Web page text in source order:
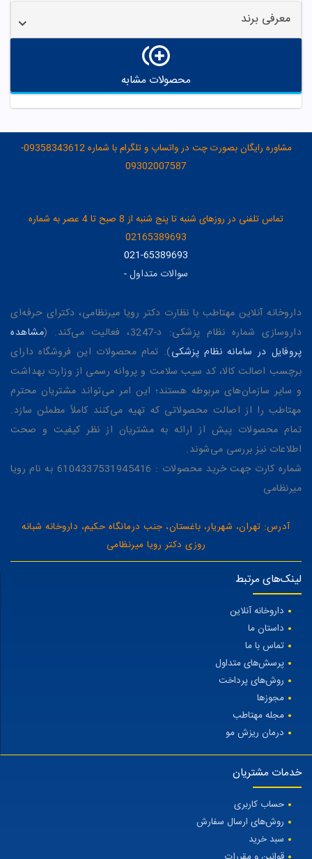
معرفی برند
محصولات مشابه
مشاوره رایگان بصورت چت در واتساپ و تلگرام با شماره 09358343612-
09302007587
تماس تلفنی در روزهای شنبه تا پنج شنبه از 8 صبح تا 4 عصر به شماره
02165389693
021-65389693
سوالات متداول-
داروخانه آنلاین مهتاطب با نظارت دکتر رویا میرنظامی، دکترای حرفه‌ای
داروسازی شماره نظام پزشکی: د-3247، فعالیت می‌کند. (
مشاهده
پروفایل در سامانه نظام پزشکی). تمام محصولات این فروشگاه دارای
برچسب اصالت کالا، کد سیب سلامت و پروانه رسمی از وزارت بهداشت
و سایر سازمان‌های مربوطه هستند؛ این امر می‌تواند مشتریان محترم
مهتاطب را از اصالت محصولاتی که تهیه می‌کنند کاملاً مطمئن سازد.
تمام محصولات پیش از ارائه به مشتریان از نظر کیفیت و صحت
اطلاعات نیز بررسی می‌شوند.
شماره کارت جهت خرید محصولات : 6104337531945416 به نام رویا
میرنظامی
آدرس: تهران، شهریار، باغستان، جنب درمانگاه حکیم، داروخانه شبانه
روزی دکتر رویا میرنظامی
لینک‌های مرتبط
داروخانه آنلاین
داستان ما
تماس با ما
پرسش‌های متداول
روش‌های پرداخت
مجوزها
مجله مهتاطب
درمان ریزش مو
خدمات مشتریان
حساب کاربری
روش‌های ارسال سفارش
سبد خرید